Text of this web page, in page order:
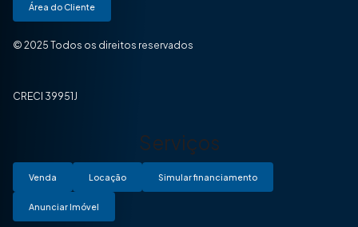
Área do Cliente
© 2025 Todos os direitos reservados
CRECI 39951J
Serviços
Venda Locação Simular financiamento
Anunciar Imóvel